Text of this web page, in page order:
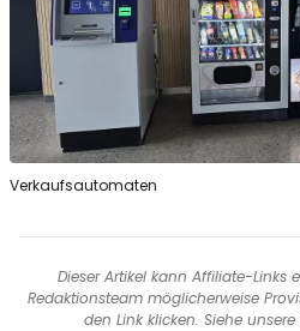
Verkaufsautomaten
Dieser Artikel kann Affiliate-Links
Redaktionsteam möglicherweise
den Link klicken. Siehe unsere